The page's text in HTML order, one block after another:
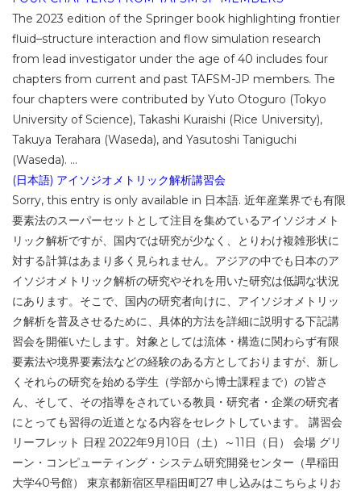
The 2023 edition of the Springer book highlighting frontier
fluid–structure interaction and flow simulation research
from lead investigator under the age of 40 includes four
chapters from current and past TAFSM-JP members. The
four chapters were contributed by Yuto Otoguro (Tokyo
University of Science), Takashi Kuraishi (Rice University),
Takuya Terahara (Waseda), and Yasutoshi Taniguchi
(Waseda). ...
(日本語) アイソジオメトリック解析講習会
Sorry, this entry is only available in 日本語. 近年産業界でも有限
要素法のスーパーセットとして注目を集めているアイソジオメト
リック解析ですが、国内では研究が少なく、とりわけ複雑形状に
対する計算はあまり多く見られません。アジアの中でも日本のア
イソジオメトリック解析の研究やそれを用いた研究は低調な状況
にあります。そこで、国内の研究者向けに、アイソジオメトリッ
ク解析を普及させるために、具体的方法を詳細に説明する下記講
習会を開催いたします。対象としては流体・構造に関わらず有限
要素法や境界要素法などの経験のある方としておりますが、新し
くそれらの研究を始める学生（学部から博士課程まで）の皆さ
ん、そして、その指導をされている教員・研究者・企業の研究者
にとっても習得の近道となる内容をセレクトしています。 講習会
リーフレット 日程 2022年9月10日（土）～11日（日） 会場 グリ
ーン・コンピューティング・システム研究開発センター（早稲田
大学40号館） 東京都新宿区早稲田町27 申し込みはこちらよりお